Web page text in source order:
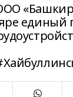
единый